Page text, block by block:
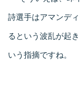
詩選手はアマンデ
るという波乱が起
いう指摘ですね。